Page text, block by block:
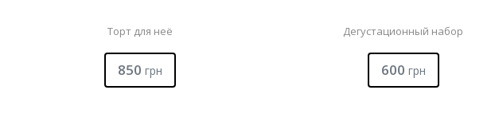
Торт для неё
850 грн
Дегустационный набор
600 грн